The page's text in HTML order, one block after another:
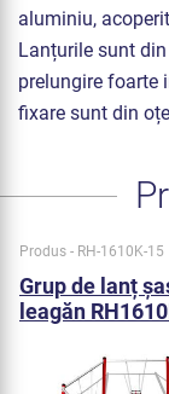
aluminiu,
Lanțurile sunt
prelungire foarte
fixare sunt din
Produs - RH-1610K-15
Grup de lanț
leagăn